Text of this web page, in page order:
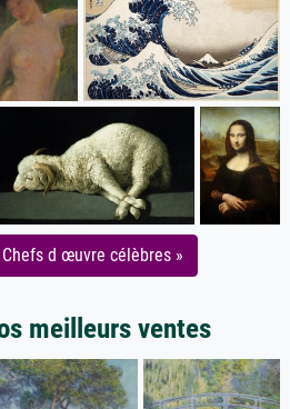
d œuvre célèbres »
meilleurs ventes